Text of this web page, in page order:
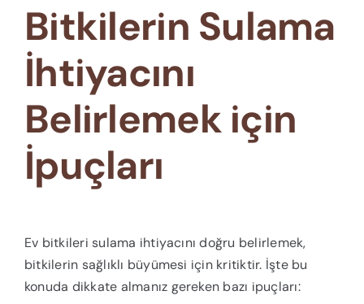
Bitkilerin Sulama
İhtiyacını
Belirlemek için
İpuçları
Ev bitkileri sulama ihtiyacını doğru belirlemek,
bitkilerin sağlıklı büyümesi için kritiktir. İşte bu
konuda dikkate almanız gereken bazı ipuçları: